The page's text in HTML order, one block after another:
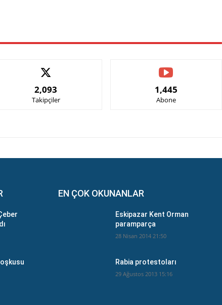
2,093
Takipçiler
1,445
Abone
EN ÇOK OKUNANLAR
Eskipazar Kent Orman
paramparça
28 Nisan 2014 21:50
Rabia protestoları
29 Ağustos 2013 15:16